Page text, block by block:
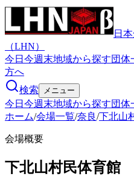
日
（LHN）
今日 今週末地域から探す団体
方へ
検索
メニュー
今日 今週末地域から探す団体
ホーム/会場一覧/奈良/下北山
会場概要
下北山村民体育館